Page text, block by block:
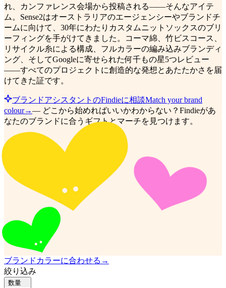
れ、カンファレンス会場から投稿される——そんなアイテ
ム。Sense2はオーストラリアのエージェンシーやブランドチ
ームに向けて、30年にわたりカスタムニットソックスのブリ
ーフィングを手がけてきました。コーマ綿、竹ビスコース、
リサイクル糸による構成、フルカラーの編み込みブランディ
ング、そしてGoogleに寄せられた何千もの星5つレビュー
——すべてのプロジェクトに創造的な発想とあたたかさを届
けてきた証です。
ブランドアシスタントのFindieに相談Match your brand
colour→— どこから始めればいいかわからない？Findieがあ
なたのブランドに合うギフトとマーチを見つけます。
ブランドカラーに合わせる →
絞り込み
数量